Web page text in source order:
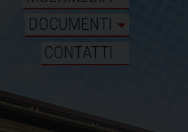
DOCUMENTI
CONTATTI